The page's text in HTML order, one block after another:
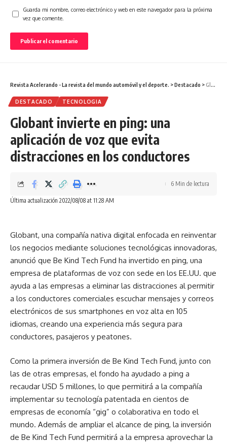
Guarda mi nombre, correo electrónico y web en este navegador para la próxima
vez que comente.
Revista Acelerando - La revista del mundo automóvil y el deporte. >Destacado >Globant invierte en ping: una aplicación de voz que evita distracciones en los conductores
DESTACADO TECNOLOGIA
Globant invierte en ping: una
aplicación de voz que evita
distracciones en los conductores
Última actualización 2022/08/08 at 11:28 AM
6 Min de lectura
Globant, una compañía nativa digital enfocada en reinventar
los negocios mediante soluciones tecnológicas innovadoras,
anunció que Be Kind Tech Fund ha invertido en ping, una
empresa de plataformas de voz con sede en los EE.UU. que
ayuda a las empresas a eliminar las distracciones al permitir
a los conductores comerciales escuchar mensajes y correos
electrónicos de sus smartphones en voz alta en 105
idiomas, creando una experiencia más segura para
conductores, pasajeros y peatones.
Como la primera inversión de Be Kind Tech Fund, junto con
las de otras empresas, el fondo ha ayudado a ping a
recaudar USD 5 millones, lo que permitirá a la compañía
implementar su tecnología patentada en cientos de
empresas de economía “gig” o colaborativa en todo el
mundo. Además de ampliar el alcance de ping, la inversión
de Be Kind Tech Fund permitirá a la empresa aprovechar la